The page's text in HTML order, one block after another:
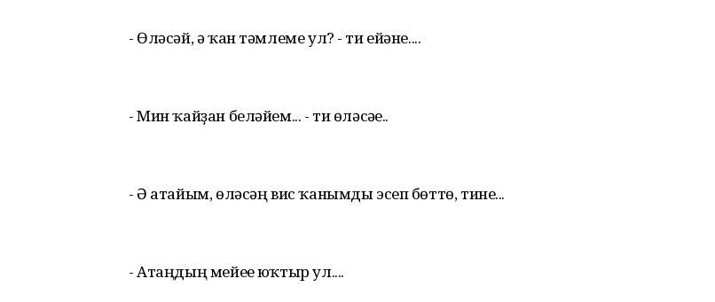
- Өләсәй, ә ҡан тәмлеме ул? - ти ейәне....
- Мин ҡайҙан беләйем... - ти өләсәһе..
- Ә атайым, өләсәң вис ҡанымды эсеп бөттө, тине...
- Атаңдың мейеһе юҡтыр ул....